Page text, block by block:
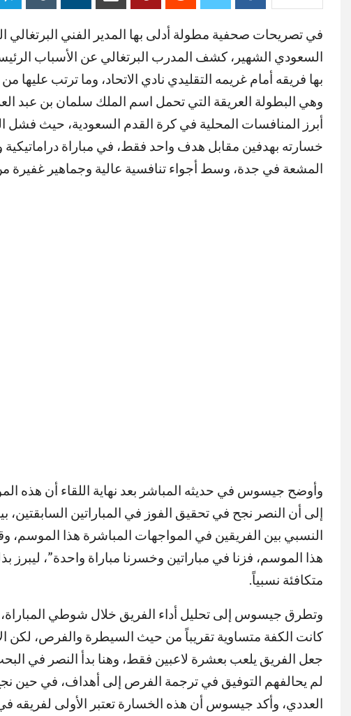
في تصريحات صحفية مطولة أدلى بها المدير الفني
السعودي الشهير، كشف المدرب البرتغالي عن الأسباب
بها فريقه أمام غريمه التقليدي نادي الاتحاد، وما ترتب
وهي البطولة العريقة التي تحمل اسم الملك سلمان بن عبد
أبرز المنافسات المحلية في كرة القدم السعودية، حيث فشل
خسارته بهدفين مقابل هدف واحد فقط، في مباراة
المشعة في جدة، وسط أجواء تنافسية عالية وجماهير غفيرة من
وأوضح جيسوس في حديثه المباشر بعد نهاية اللقاء أن هذه
إلى أن النصر نجح في تحقيق الفوز في المباراتين السابقتين،
النسبي بين الفريقين في المواجهات المباشرة هذا الموسم،
هذا الموسم، فزنا في مباراتين وخسرنا مباراة واحدة”، ليبرز
متكافئة نسبياً.
وتطرق جيسوس إلى تحليل أداء الفريق خلال شوطي
كانت الكفة متساوية تقريباً من حيث السيطرة والفرص، لكن
جعل الفريق يلعب بعشرة لاعبين فقط، وهنا بدأ النصر في البحث
لم يحالفهم التوفيق في ترجمة الفرص إلى أهداف، في حين
العددي، وأكد جيسوس أن هذه الخسارة تعتبر الأولى لفريقه في